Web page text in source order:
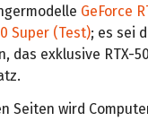
GeForce
Super (Test); es sei
das exklusive RTX-
Seiten wird